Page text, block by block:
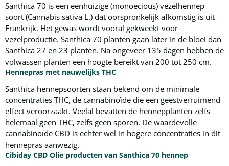
Santhica 70 is een eenhuizige (monoecious) vezelhennep
soort (Cannabis sativa L.) dat oorspronkelijk afkomstig is uit
Frankrijk. Het gewas wordt vooral gekweekt voor
vezelproductie. Santhica 70 planten gaan later in de bloei dan
Santhica 27 en 23 planten. Na ongeveer 135 dagen hebben de
volwassen planten een hoogte bereikt van 200 tot 250 cm.
Hennepras met nauwelijks THC
Santhica hennepsoorten staan bekend om de minimale
concentraties THC, de cannabinoïde die een geestverruimend
effect veroorzaakt. Veelal bevatten de hennepplanten zelfs
helemaal geen THC, zelfs geen sporen. De waardevolle
cannabinoïde CBD is echter wel in hogere concentraties in dit
hennepras aanwezig.
Cibiday CBD Olie producten van Santhica 70 hennep